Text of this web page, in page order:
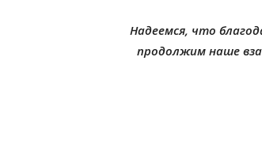
Надеемся, что
продолжим наше